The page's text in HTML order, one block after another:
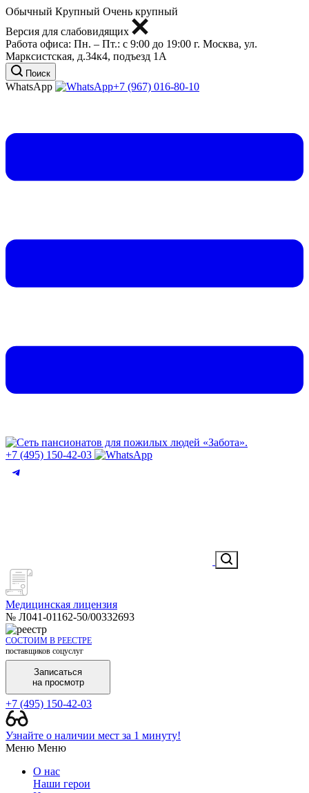
Обычный Крупный Очень крупный
Версия для слабовидящих
Работа офиса: Пн. – Пт.: с 9:00 до 19:00 г. Москва, ул.
Марксистская, д.34к4, подъезд 1А
Поиск
WhatsApp +7 (967) 016-80-10
+7 (495) 150-42-03
Медицинская лицензия
№ Л041-01162-50/00332693
СОСТОИМ В РЕЕСТРЕ
поставщиков соцуслуг
Записаться
на просмотр
+7 (495) 150-42-03
Узнайте о наличии мест за 1 минуту!
Меню Меню
О нас
Наши герои